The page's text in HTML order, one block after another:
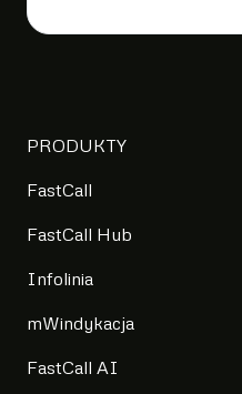
PRODUKTY
FastCall
FastCall Hub
Infolinia
mWindykacja
FastCall AI